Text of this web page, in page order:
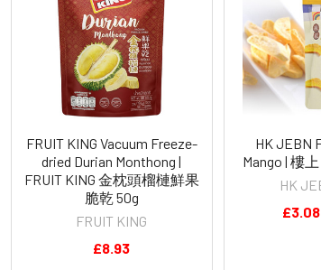
FRUIT KING Vacuum Freeze-
dried Durian Monthong |
FRUIT KING 金枕頭榴槤鮮果
脆乾 50g
FRUIT KING
£8.93
HK JEBN
Mango | 樓
HK
£3.08